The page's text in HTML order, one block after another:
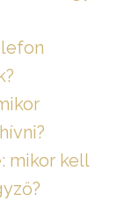
mikor kell